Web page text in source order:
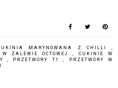
MARYNOWANA Z CHILLI ,
ZALEWIE OCTOWEJ,CUKINIE W
, PRZETWORY T1,
PRZETWORY W